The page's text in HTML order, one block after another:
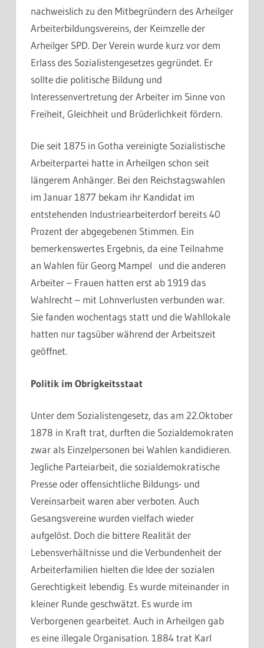
nachweislich zu den Mitbegründern des Arheilger
Arbeiterbildungsvereins, der Keimzelle der
Arheilger SPD. Der Verein wurde kurz vor dem
Erlass des Sozialistengesetzes gegründet. Er
sollte die politische Bildung und
Interessenvertretung der Arbeiter im Sinne von
Freiheit, Gleichheit und Brüderlichkeit fördern.
Die seit 1875 in Gotha vereinigte Sozialistische
Arbeiterpartei hatte in Arheilgen schon seit
längerem Anhänger. Bei den Reichstagswahlen
im Januar 1877 bekam ihr Kandidat im
entstehenden Industriearbeiterdorf bereits 40
Prozent der abgegebenen Stimmen. Ein
bemerkenswertes Ergebnis, da eine Teilnahme
an Wahlen für Georg Mampel und die anderen
Arbeiter – Frauen hatten erst ab 1919 das
Wahlrecht – mit Lohnverlusten verbunden war.
Sie fanden wochentags statt und die Wahllokale
hatten nur tagsüber während der Arbeitszeit
geöffnet.
Politik im Obrigkeitsstaat
Unter dem Sozialistengesetz, das am 22.Oktober
1878 in Kraft trat, durften die Sozialdemokraten
zwar als Einzelpersonen bei Wahlen kandidieren.
Jegliche Parteiarbeit, die sozialdemokratische
Presse oder offensichtliche Bildungs- und
Vereinsarbeit waren aber verboten. Auch
Gesangsvereine wurden vielfach wieder
aufgelöst. Doch die bittere Realität der
Lebensverhältnisse und die Verbundenheit der
Arbeiterfamilien hielten die Idee der sozialen
Gerechtigkeit lebendig. Es wurde miteinander in
kleiner Runde geschwätzt. Es wurde im
Verborgenen gearbeitet. Auch in Arheilgen gab
es eine illegale Organisation. 1884 trat Karl